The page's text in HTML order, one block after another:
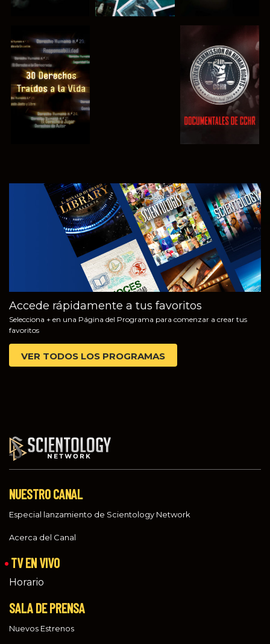
VE VE
VE
EXPLORA LAS
SERIES
Accede rápidamente a tus favoritos
Selecciona + en una Página del Programa para comenzar a crear tus
favoritos
VER TODOS LOS PROGRAMAS
NUESTRO CANAL
Especial lanzamiento de Scientology Network
Acerca del Canal
TV EN VIVO
Horario
SALA DE PRENSA
Nuevos Estrenos